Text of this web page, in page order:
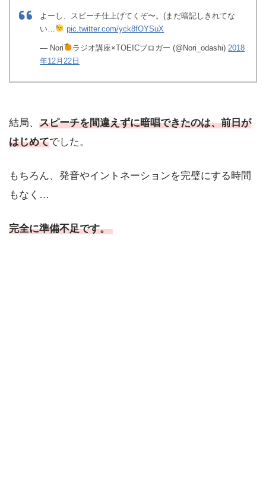
よーし、スピーチ仕上げてくぞ〜。(まだ暗記しきれてな
い…
pic.twitter.com/yck8fOYSuX
— Nori ラジオ講座×TOEICブロガー (@Nori_odashi) 2018
年12月22日
結局、 スピーチを間違えずに暗唱できたのは、前日が
はじめてでした。
もちろん、発音やイントネーションを完璧にする時間
もなく…
完全に準備不足です。